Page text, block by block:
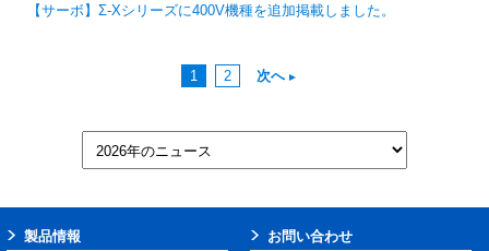
【サーボ】Σ-Xシリーズに400V機種を追加掲載しました。
1 2 次へ
製品情報
お問い合わせ